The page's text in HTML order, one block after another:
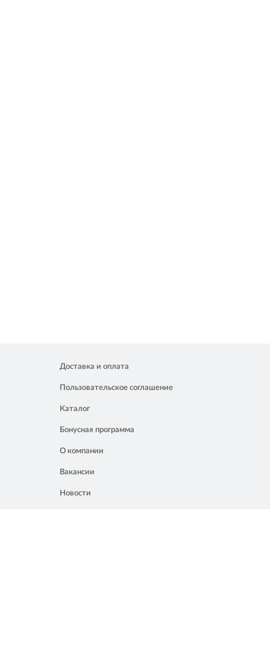
Доставка и оплата
Пользовательское соглашение
Каталог
Бонусная программа
О компании
Вакансии
Новости